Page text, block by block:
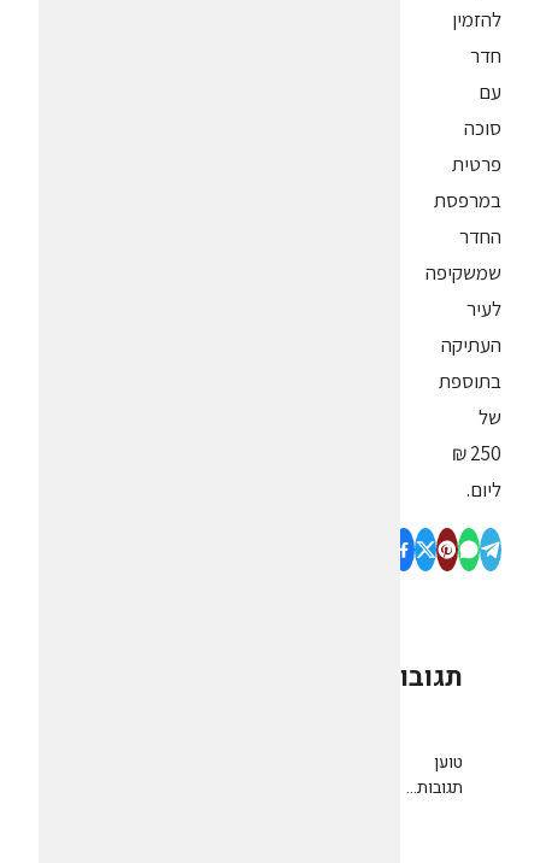
להזמין
חדר
עם
סוכה
פרטית
במרפסת
החדר
שמשקיפה
לעיר
העתיקה
בתוספת
של
250 ₪
ליום.
תגובות
טוען
תגובות...